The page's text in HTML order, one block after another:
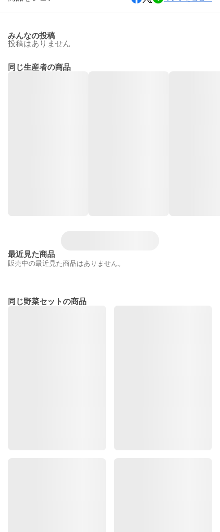
みんなの投稿
投稿はありません
同じ生産者の商品
最近見た商品
販売中の最近見た商品はありません。
同じ野菜セットの商品